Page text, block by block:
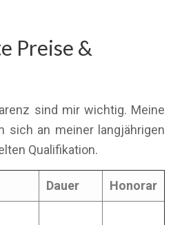
Preise &
sind mir wichtig. Meine
sich an meiner langjährigen
Qualifikation.
Dauer Honorar